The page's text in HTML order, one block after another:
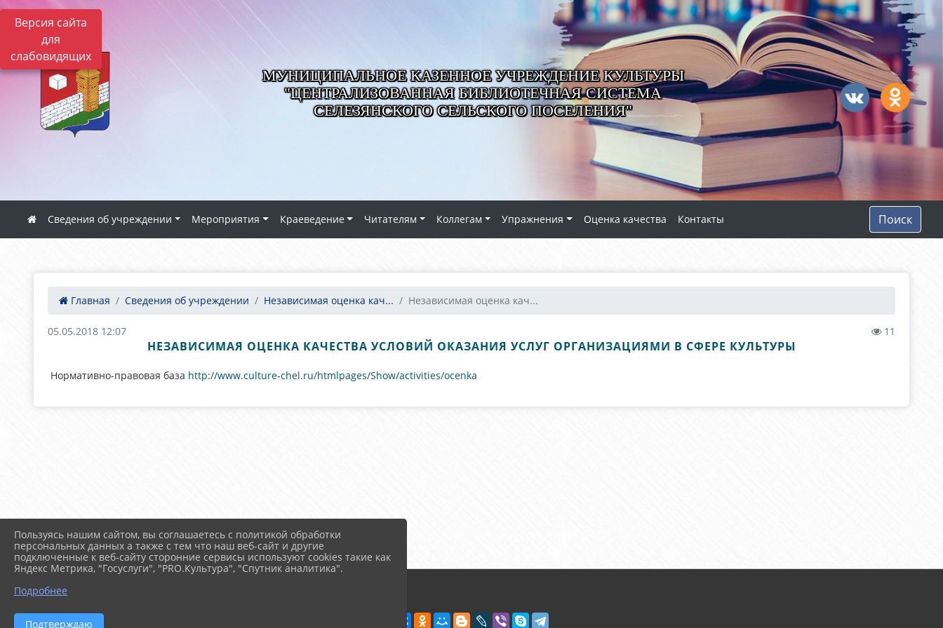
Версия сайта
для
слабовидящих
МУНИЦИПАЛЬНОЕ КАЗЕННОЕ УЧРЕЖДЕНИЕ КУЛЬТУРЫ
"ЦЕНТРАЛИЗОВАННАЯ БИБЛИОТЕЧНАЯ СИСТЕМА
СЕЛЕЗЯНСКОГО СЕЛЬСКОГО ПОСЕЛЕНИЯ"
Сведения об учреждении Мероприятия Краеведение Читателям Коллегам Упражнения Оценка качества Контакты Поиск
Главная Сведения об учреждении Независимая оценка кач... Независимая оценка кач...
05.05.2018 12:07 11
НЕЗАВИСИМАЯ ОЦЕНКА КАЧЕСТВА УСЛОВИЙ ОКАЗАНИЯ УСЛУГ ОРГАНИЗАЦИЯМИ В СФЕРЕ КУЛЬТУРЫ
Нормативно-правовая база http://www.culture-chel.ru/htmlpages/Show/activities/ocenka
Пользуясь нашим сайтом, вы соглашаетесь с политикой обработки
персональных данных а также с тем что наш веб-сайт и другие
подключенные к веб-сайту сторонние сервисы используют cookies такие как
Яндекс Метрика, "Госуслуги", "PRO.Культура", "Спутник аналитика".
Подробнее
Подтверждаю